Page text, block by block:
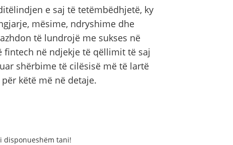
e saj të tetëmbëdhjetë, ky
mësime, ndryshime dhe
të lundrojë me sukses në
në ndjekje të qëllimit të saj
shërbime të cilësisë më të lartë
këtë më në detaje.
disponueshëm tani!